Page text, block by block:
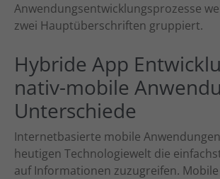
Anwendungsentwicklungsprozesse
zwei Hauptüberschriften gruppiert.
Hybride App
nativ-mobile
Unterschiede
Internetbasierte mobile
heutigen Technologiewelt die
auf Informationen zuzugreifen.